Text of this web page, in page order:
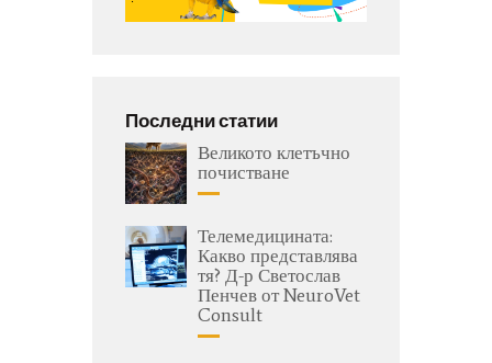
Последни статии
Великото клетъчно
почистване
Телемедицината:
Какво представлява
тя? Д-р Светослав
Пенчев от NeuroVet
Consult